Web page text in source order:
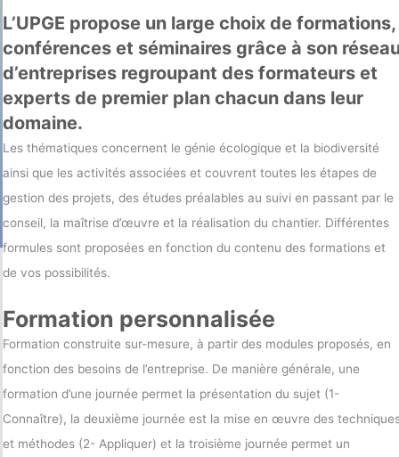
L’UPGE propose un large choix de formations,
conférences et séminaires grâce à son
d’entreprises regroupant des formateurs et
experts de premier plan chacun dans leur
domaine.
Les thématiques concernent le génie écologique et la biodiversité
ainsi que les activités associées et couvrent toutes les étapes de
gestion des projets, des études préalables au suivi en passant par le
conseil, la maîtrise d’œuvre et la réalisation du chantier. Différentes
formules sont proposées en fonction du contenu des formations et
de vos possibilités.
Formation personnalisée
Formation construite sur-mesure, à partir des modules proposés, en
fonction des besoins de l’entreprise. De manière générale, une
formation d’une journée permet la présentation du sujet (1-
Connaître), la deuxième journée est la mise en œuvre des
et méthodes (2- Appliquer) et la troisième journée permet un